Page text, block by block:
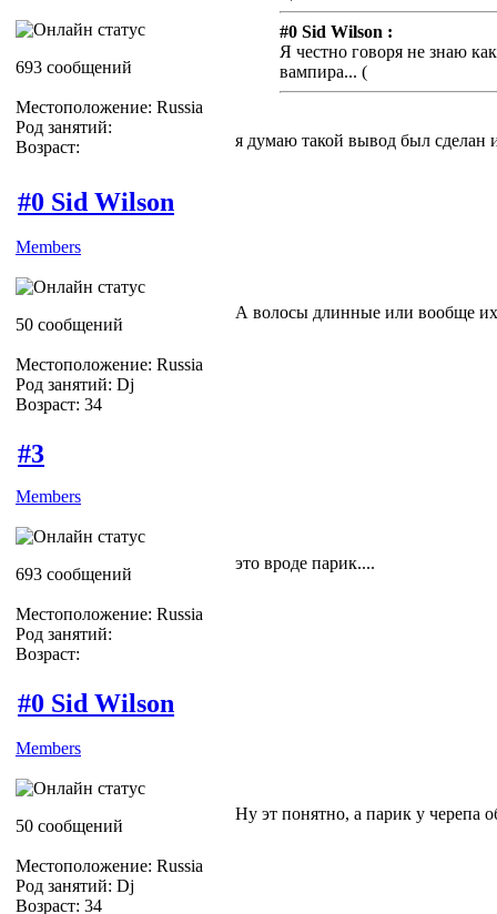
693 сообщений
Местоположение: Russia
Род занятий:
Возраст:
#0 Sid Wilson :
Я честно говоря не знаю
вампира... (
я думаю такой вывод был сделан
#0 Sid Wilson
Members
50 сообщений
Местоположение: Russia
Род занятий: Dj
Возраст: 34
А волосы длинные или вообще
#3
Members
693 сообщений
Местоположение: Russia
Род занятий:
Возраст:
это вроде парик....
#0 Sid Wilson
Members
50 сообщений
Местоположение: Russia
Род занятий: Dj
Возраст: 34
Ну эт понятно, а парик у черепа